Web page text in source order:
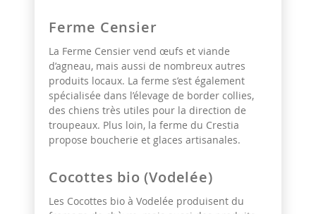
Ferme Censier
La Ferme Censier vend œufs et viande
d’agneau, mais aussi de nombreux autres
produits locaux. La ferme s’est également
spécialisée dans l’élevage de border collies,
des chiens très utiles pour la direction de
troupeaux. Plus loin, la ferme du Crestia
propose boucherie et glaces artisanales.
Cocottes bio (Vodelée)
Les Cocottes bio à Vodelée produisent du